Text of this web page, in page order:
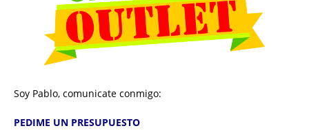
Soy Pablo, comunicate conmigo:
PEDIME UN PRESUPUESTO